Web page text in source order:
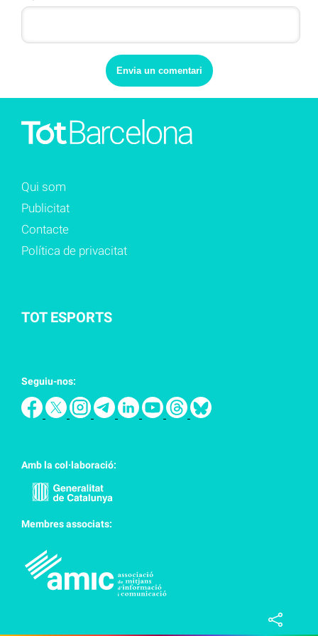
Qui som
Publicitat
Contacte
Política de privacitat
TOT ESPORTS
Seguiu-nos:
Amb la col·laboració:
Membres associats: